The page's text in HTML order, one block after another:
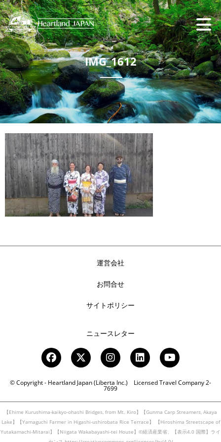
IMG_1612
© Copyright - Heartland Japan (Liberta Inc.) Licensed Travel Company 2-
7699
運営会社
お問合せ
サイトポリシー
ニュースレター
【Ehime Kurushima-kaikyo-ohashi Bridges, from Mt. Kiro】【Gunma Carp Streamers, Akaya
Lake】【Yamaguchi Farmer in Higashi-ushirobata Rice Terrace】
【Hiroshima Streetscape of
Yutakamachi-Mitarai】【Niigata Wakabayashi-tei House】©経済産業省、【表示4.0 国際】ライ